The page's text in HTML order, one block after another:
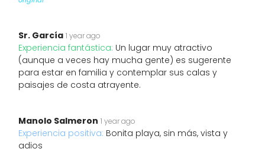
Sr. García 1 year ago
Experiencia fantástica: Un lugar muy atractivo
(aunque a veces hay mucha gente) es sugerente
para estar en familia y contemplar sus calas y
paisajes de costa atrayente.
Manolo Salmeron 1 year ago
Experiencia positiva: Bonita playa, sin más, vista y
adios